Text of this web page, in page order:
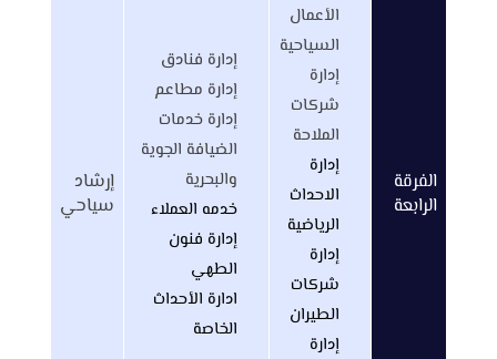
الفرقة
الرابعة
الأعمال
السياحية
إدارة
شركات
الملاحة
إدارة
الاحداث
الرياضية
إدارة
شركات
الطيران
إدارة
إدارة فنادق
إدارة مطاعم
إدارة خدمات
الضيافة الجوية
والبحرية
خدمه العملاء
إدارة فنون
الطهي
ادارة الأحداث
الخاصة
إرشاد
سياحي